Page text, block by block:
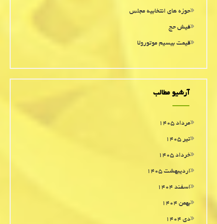
حوزه های انتخابیه مجلس
فیش حج
قیمت بیسیم موتورولا
آرشیو مطالب
مرداد ۱۴۰۵
تیر ۱۴۰۵
خرداد ۱۴۰۵
اردیبهشت ۱۴۰۵
اسفند ۱۴۰۴
بهمن ۱۴۰۴
دی ۱۴۰۴